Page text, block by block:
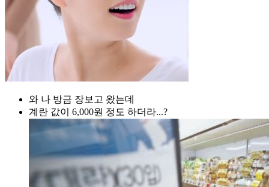
와 나 방금 장보고 왔는데
계란 값이 6,000원 정도 하더라...?